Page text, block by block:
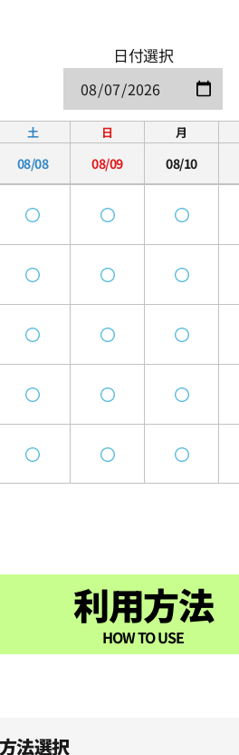
日付選択
土
08/08
日
08/09
月
08/10
利用方法
HOW TO USE
法選択